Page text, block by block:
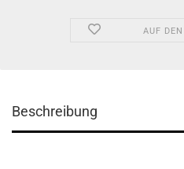
AUF
Beschreibung